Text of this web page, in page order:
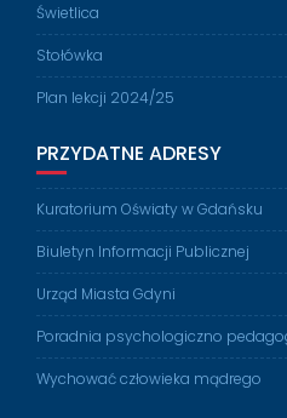
Świetlica
Stołówka
Plan lekcji 2024/25
PRZYDATNE ADRESY
Kuratorium Oświaty w Gdańsku
Biuletyn Informacji Publicznej
Urząd Miasta Gdyni
Poradnia psychologiczno
Wychować człowieka mądrego